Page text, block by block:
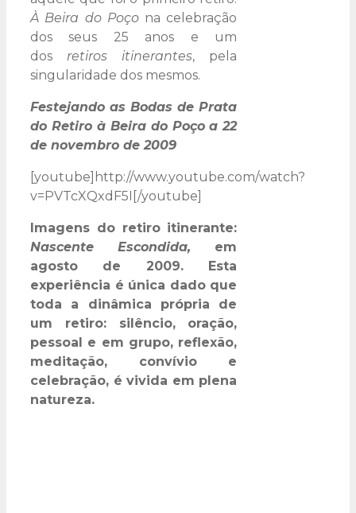
À Beira do Poçona celebração
dos seus 25 anos e um
dos retiros itinerantes, pela
singularidade dos mesmos.
Festejando as Bodas de Prata
do Retiro à Beira do Poço a 22
de novembro de 2009
[youtube]http://www.youtube.com/watch?
v=PVTcXQxdF5I[/youtube]
Imagens do retiro itinerante:
Nascente Escondida, em
agosto de 2009. Esta
experiência é única dado que
toda a dinâmica própria de
um retiro: silêncio, oração,
pessoal e em grupo, reflexão,
meditação, convívio e
celebração, é vivida em plena
natureza.